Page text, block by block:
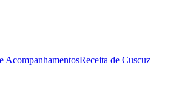
AcompanhamentosReceita de Cuscuz